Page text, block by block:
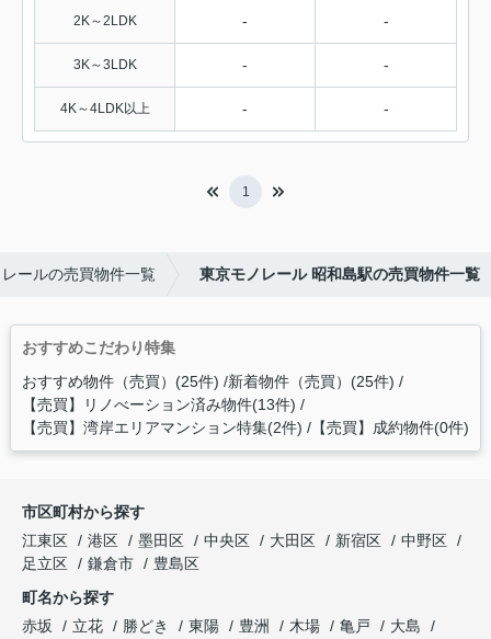
2K～2LDK - -
3K～3LDK - -
4K～4LDK以上 - -
1
ールの売買物件一覧 東京モノレール 昭和島駅の売買物件一覧
おすすめこだわり特集
おすすめ物件（売買）(25件) 新着物件（売買）(25件)
【売買】リノべーション済み物件(13件)
【売買】湾岸エリアマンション特集(2件) 【売買】成約物件(0件)
市区町村から探す
江東区
港区 墨田区 中央区 大田区 新宿区
中野区
足立区
鎌倉市
豊島区
町名から探す
赤坂
立花 勝どき 東陽 豊洲 木場 亀戸
大島